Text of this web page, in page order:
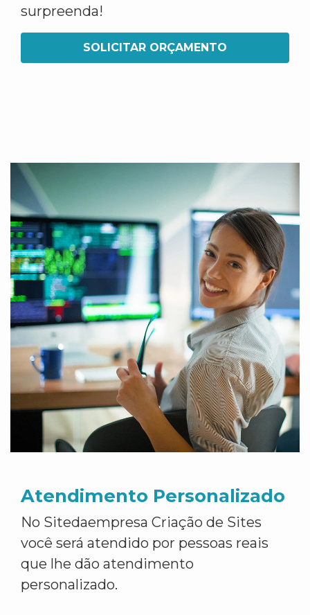
surpreenda!
SOLICITAR ORÇAMENTO
Atendimento Personalizado
No Sitedaempresa Criação de Sites
você será atendido por pessoas reais
que lhe dão atendimento
personalizado.